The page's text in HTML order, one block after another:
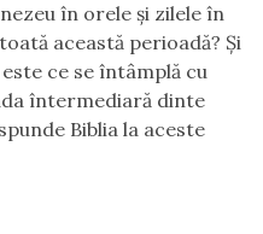
în orele și zilele în
această perioadă? Și
ce se întâmplă cu
întermediară dinte
Biblia la aceste